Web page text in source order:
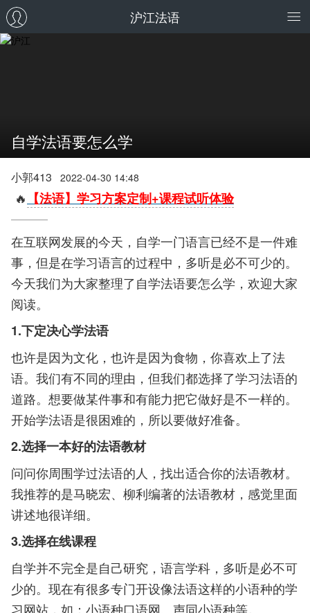
沪江法语
自学法语要怎么学
小郭413 2022-04-30 14:48
🔥 【法语】学习方案定制+课程试听体验
在互联网发展的今天，自学一门语言已经不是一件难
事，但是在学习语言的过程中，多听是必不可少的。
今天我们为大家整理了自学法语要怎么学，欢迎大家
阅读。
1.下定决心学法语
也许是因为文化，也许是因为食物，你喜欢上了法
语。我们有不同的理由，但我们都选择了学习法语的
道路。想要做某件事和有能力把它做好是不一样的。
开始学法语是很困难的，所以要做好准备。
2.选择一本好的法语教材
问问你周围学过法语的人，找出适合你的法语教材。
我推荐的是马晓宏、柳利编著的法语教材，感觉里面
讲述地很详细。
3.选择在线课程
自学并不完全是自己研究，语言学科，多听是必不可
少的。现在有很多专门开设像法语这样的小语种的学
习网站，如：小语种口语网、声同小语种等。